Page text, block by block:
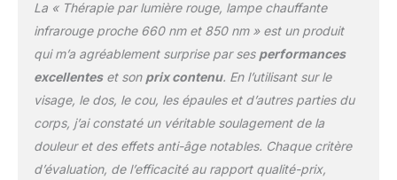
niveaux de luminosité
pour le corps] Notre
lampe à panneau de
thérapie par lumière
a 5 niveaux de
luminosité, différents
niveaux ont un effet
La « Thérapie par lumière rouge, lampe chauffante
infrarouge proche 660 nm et 850 nm » est un produit
qui m’a agréablement surprise par ses performances
excellenteset son prix contenu. En l’utilisant sur le
visage, le dos, le cou, les épaules et d’autres parties du
corps, j’ai constaté un véritable soulagement de la
douleur et des effets anti-âge notables. Chaque critère
d’évaluation, de l’efficacité au rapport qualité-prix,